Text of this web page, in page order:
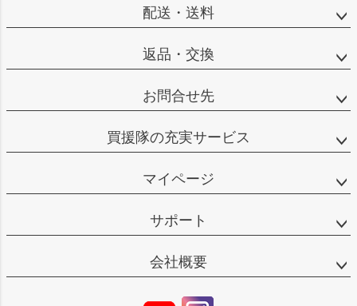
配送・送料
返品・交換
お問合せ先
買援隊の充実サービス
マイページ
サポート
会社概要